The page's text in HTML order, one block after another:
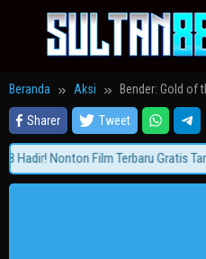
Beranda Aksi Bender: Gold of
Sharer Tweet
Hadir! Nonton Film Terbaru Gratis